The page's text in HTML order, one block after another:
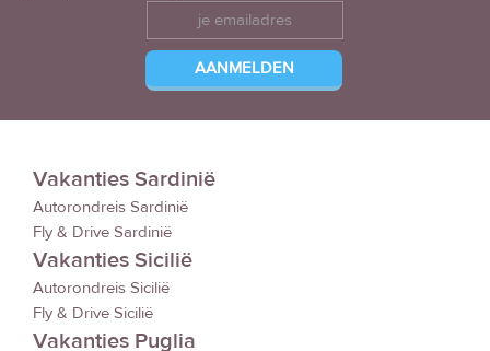
Vakanties Sardinië
Autorondreis Sardinië
Fly & Drive Sardinië
Vakanties Sicilië
Autorondreis Sicilië
Fly & Drive Sicilië
Vakanties Puglia